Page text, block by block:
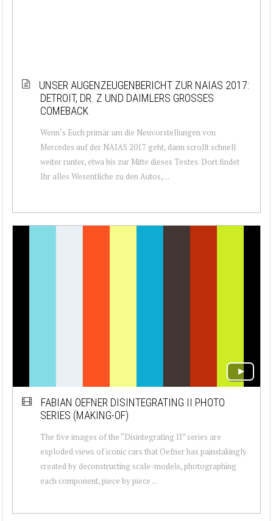
UNSER AUGENZEUGENBERICHT ZUR NAIAS 2017:
DETROIT, DR. Z UND DAIMLERS GROSSES C
OMEBACK
Wenn‘s Euch primär um die Neuvorstellungen von
Mercedes auf der NAIAS 2017 geht, dann scrollt schnell
weiter runter, etwa bis zur Mitte dieses Textes. Dort findet
Ihr alles Wesentliche zu den Autos, ...
FABIAN OEFNER DISINTEGRATING II PHOTO
SERIES (MAKING-OF)
The five images of the “Disintegrating II” series are
exploded views of iconic cars that Oefner has painstakingly
created by deconstructing scale-models, photographing
each component, piece by piece ...